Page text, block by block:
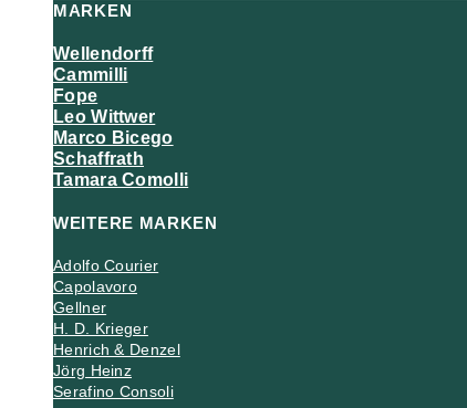
MARKEN
Wellendorff
Cammilli
Fope
Leo Wittwer
Marco Bicego
Schaffrath
Tamara Comolli
WEITERE MARKEN
Adolfo Courier
Capolavoro
Gellner
H. D. Krieger
Henrich & Denzel
Jörg Heinz
Serafino Consoli